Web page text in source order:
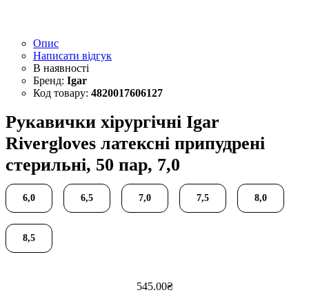
Опис
Написати відгук
Igar
4820017606127
Рукавички хірургічні Igar
Rivergloves латексні припудрені
стерильні, 50 пар, 7,0
6,0 6,5 7,0 7,5 8,0
8,5
545.00₴